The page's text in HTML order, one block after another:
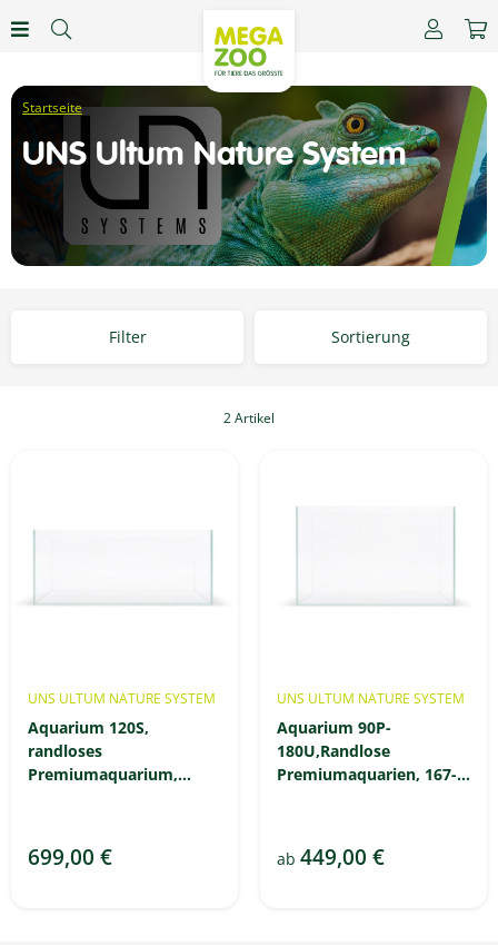
UNS Ultum Nature System
Filter Sortierung
2 Artikel
UNS ULTUM NATURE SYSTEM
Aquarium 120S,
randloses
Premiumaquarium,
699,00 €
UNS ULTUM NATURE SYSTEM
Aquarium 90P-
180U,Randlose
Premiumaquarien, 167-
ab 449,00 €